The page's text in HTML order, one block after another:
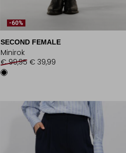
-60%
SECOND FEMALE
Minirok
€ 99,95 € 39,99